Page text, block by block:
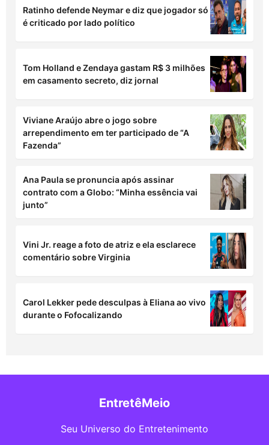
Ratinho defende Neymar e diz que jogador só
é criticado por lado político
Tom Holland e Zendaya gastam R$ 3 milhões
em casamento secreto, diz jornal
Viviane Araújo abre o jogo sobre
arrependimento em ter participado de “A
Fazenda”
Ana Paula se pronuncia após assinar
contrato com a Globo: “Minha essência vai
junto”
Vini Jr. reage a foto de atriz e ela esclarece
comentário sobre Virginia
Carol Lekker pede desculpas à Eliana ao vivo
durante o Fofocalizando
EntretêMeio
Seu Universo do Entretenimento